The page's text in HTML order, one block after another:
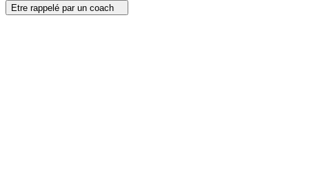
Etre rappelé par un coach